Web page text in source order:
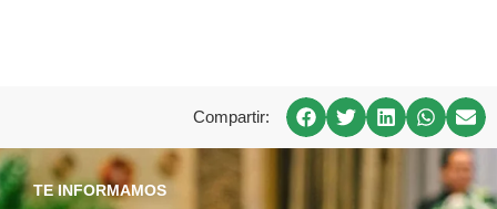
Compartir:
TE INFORMAMOS